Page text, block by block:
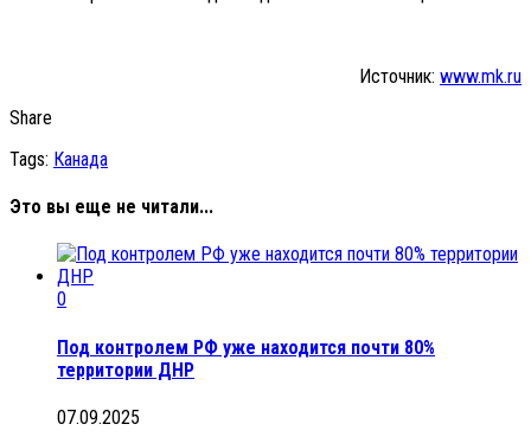
Источник: www.mk.ru
Share
Tags: Канада
Это вы еще не читали...
0
Под контролем РФ уже находится почти 80%
территории ДНР
07.09.2025